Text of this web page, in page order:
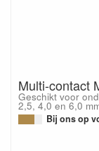
Multi-contact
Geschikt voor
2,5, 4,0 en 6,0
Bij ons op